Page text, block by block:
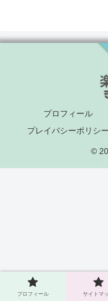
プロフィール
プレイバシーポリシー
©
プロフィール サイトマ